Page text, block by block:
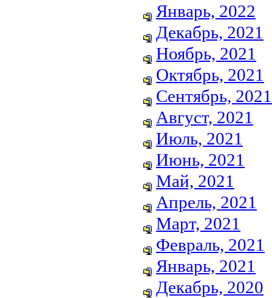
Январь, 2022
Декабрь, 2021
Ноябрь, 2021
Октябрь, 2021
Сентябрь, 2021
Август, 2021
Июль, 2021
Июнь, 2021
Май, 2021
Апрель, 2021
Март, 2021
Февраль, 2021
Январь, 2021
Декабрь, 2020